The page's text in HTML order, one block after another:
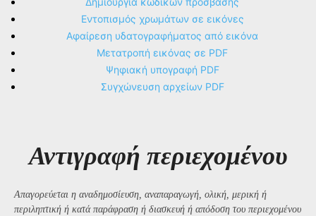
Εντοπισμός χρωμάτων σε εικόνες
Αφαίρεση υδατογραφήματος από εικόνα
Μετατροπή εικόνας σε PDF
Ψηφιακή υπογραφή PDF
Συγχώνευση αρχείων PDF
Αντιγραφή περιεχομένου
Απαγορεύεται η αναδημοσίευση, αναπαραγωγή, ολική, μερική ή
περιληπτική ή κατά παράφραση ή διασκευή ή απόδοση του περιεχομένου